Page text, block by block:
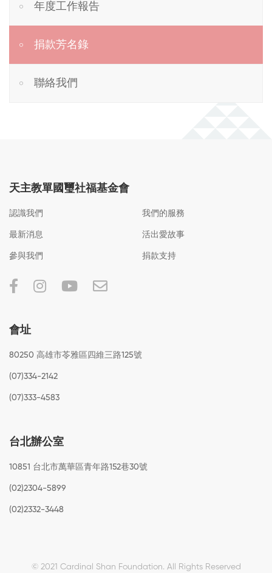
年度工作報告
捐款芳名錄
聯絡我們
天主教單國璽社福基金會
認識我們 我們的服務
最新消息 活出愛故事
參與我們 捐款支持
會址
80250 高雄市苓雅區四維三路125號
(07)334-2142
(07)333-4583
台北辦公室
10851 台北市萬華區青年路152巷30號
(02)2304-5899
(02)2332-3448
© 2021 Cardinal Shan Foundation. All Rights Reserved